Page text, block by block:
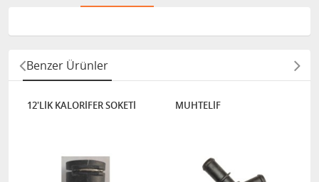
Benzer Ürünler
12'LİK KALORİFER SOKETİ MUHTELİF